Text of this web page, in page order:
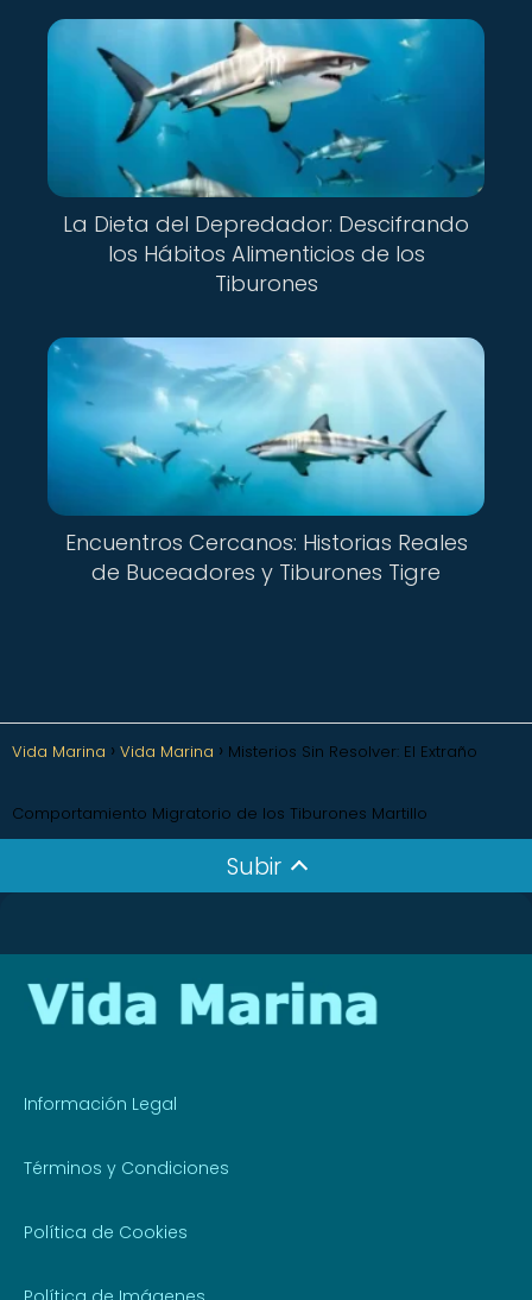
La Dieta del Depredador: Descifrando
los Hábitos Alimenticios de los
Tiburones
Encuentros Cercanos: Historias Reales
de Buceadores y Tiburones Tigre
Vida Marina Vida Marina Misterios Sin Resolver: El Extraño
Comportamiento Migratorio de los Tiburones Martillo
Subir
Información Legal
Términos y Condiciones
Política de Cookies